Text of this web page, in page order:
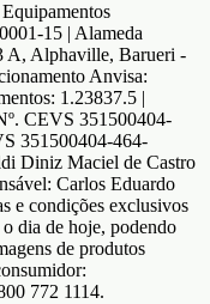
15 | Alameda
A, Alphaville, Barueri -
Anvisa:
1.23837.5 |
CEVS 351500404-
351500404-464-
Diniz Maciel de Castro
Carlos Eduardo
e condições exclusivos
dia de hoje, podendo
de produtos
772 1114.